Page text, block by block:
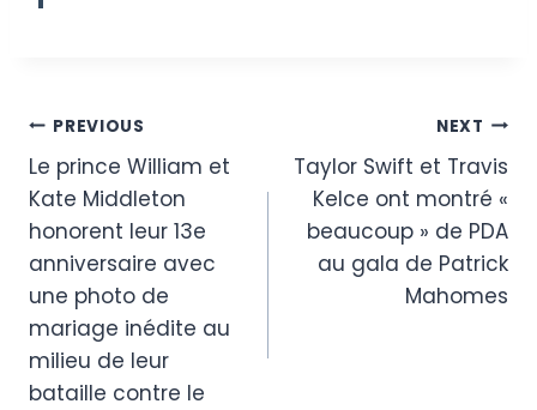
Post
navigation
PREVIOUS
Le prince William et
Kate Middleton
honorent leur 13e
anniversaire avec
une photo de
mariage inédite au
milieu de leur
bataille contre le
NEXT
Taylor Swift et Travis
Kelce ont montré «
beaucoup » de PDA
au gala de Patrick
Mahomes